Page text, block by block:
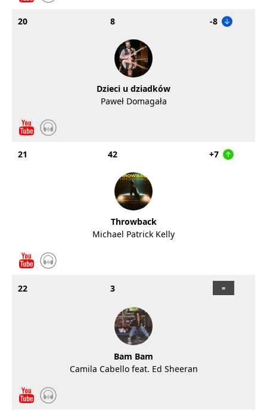
20 8 -8
Dzieci u dziadków
Paweł Domagała
21 42 +7
Throwback
Michael Patrick Kelly
22 3
Bam Bam
Camila Cabello feat. Ed Sheeran